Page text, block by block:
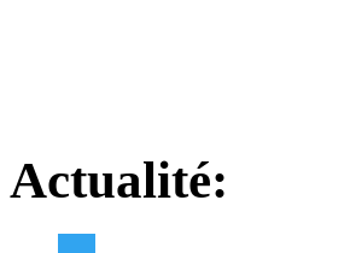
Actualité: